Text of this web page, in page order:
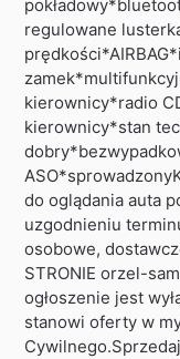
regulowane
kierownicy*radio
kierownicy*stan
do oglądania auta
uzgodnieniu
osobowe,
STRONIE orzel-
ogłoszenie jest
stanowi oferty w